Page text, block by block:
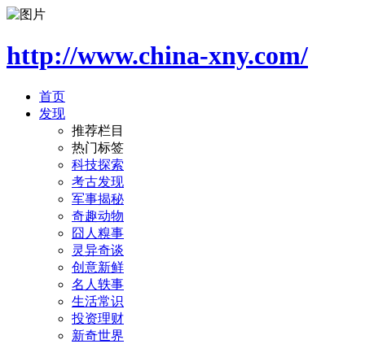
http://www.china-xny.com/
首页
发现
推荐栏目
热门标签
科技探索
考古发现
军事揭秘
奇趣动物
囧人糗事
灵异奇谈
创意新鲜
名人轶事
生活常识
投资理财
新奇世界